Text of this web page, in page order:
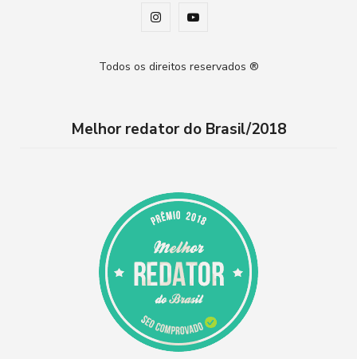
I
s
a
r
a
m
Y
u
u
e
Todos os direitos reservados ®
Melhor redator do Brasil/2018